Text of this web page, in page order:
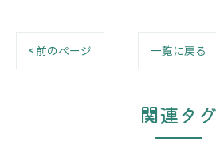
< 前のページ 一覧に戻る
関連タグ